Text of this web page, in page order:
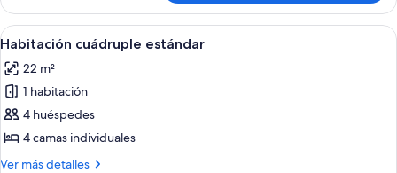
triple
estándar
Abrir
todas
las
fotos
de
Habitación
cuádruple
1
Habitación cuádruple estándar
22 m²
1 habitación
4 huéspedes
4 camas individuales
Ver más detalles
Más